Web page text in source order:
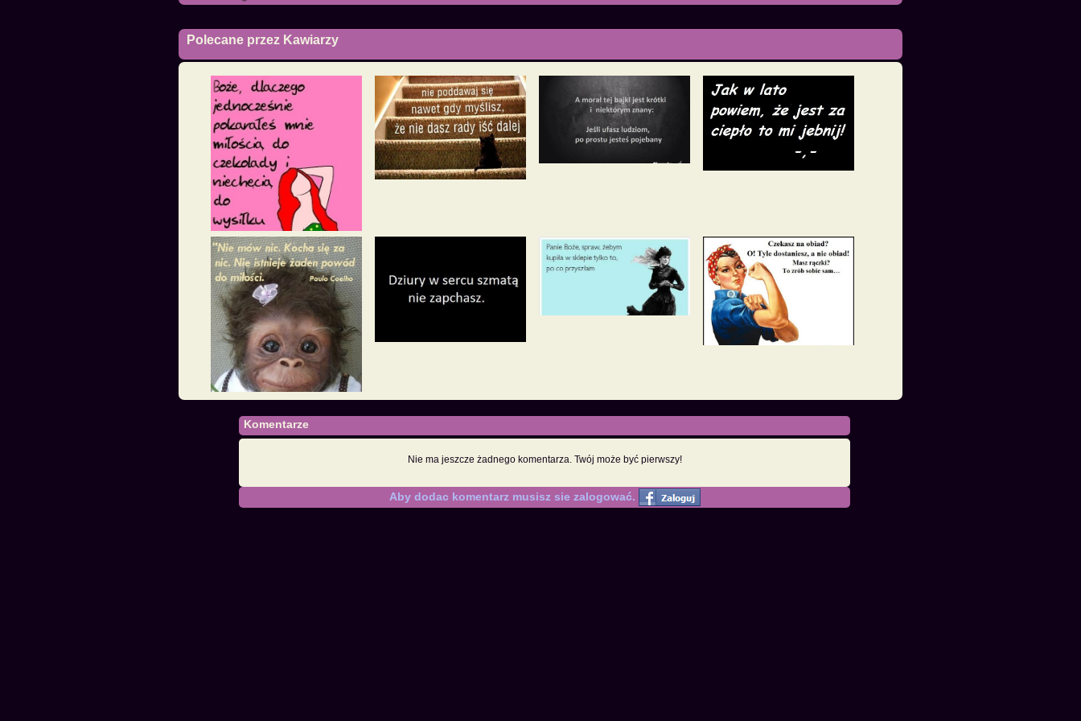
Polecane przez Kawiarzy
Komentarze
Nie ma jeszcze żadnego komentarza. Twój może być pierwszy!
Aby dodac komentarz musisz sie zalogować.